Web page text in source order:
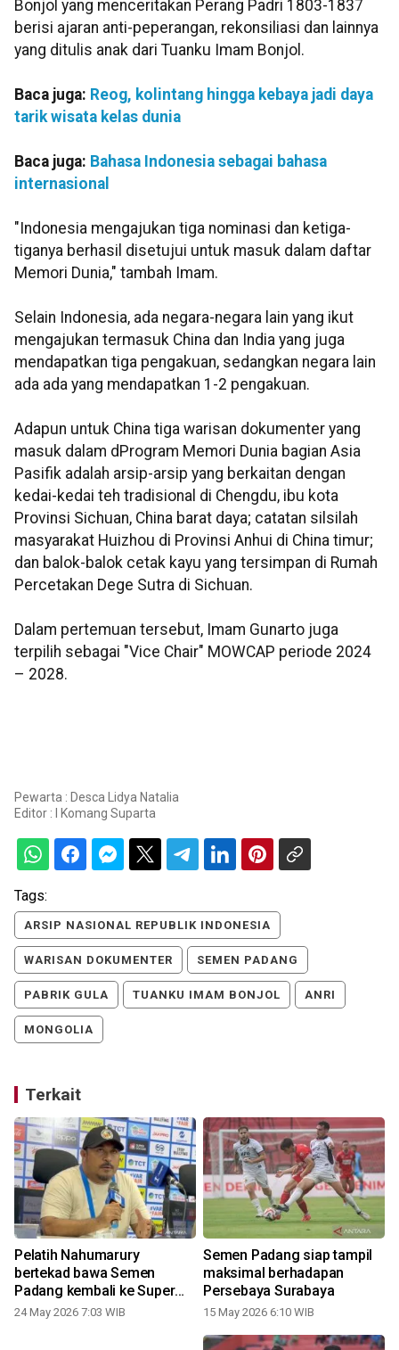
Bonjol yang menceritakan Perang Padri 1803-1837
berisi ajaran anti-peperangan, rekonsiliasi dan lainnya
yang ditulis anak dari Tuanku Imam Bonjol.
Baca juga: Reog, kolintang hingga kebaya jadi daya
tarik wisata kelas dunia
Baca juga: Bahasa Indonesia sebagai bahasa
internasional
"Indonesia mengajukan tiga nominasi dan ketiga-
tiganya berhasil disetujui untuk masuk dalam daftar
Memori Dunia," tambah Imam.
Selain Indonesia, ada negara-negara lain yang ikut
mengajukan termasuk China dan India yang juga
mendapatkan tiga pengakuan, sedangkan negara lain
ada ada yang mendapatkan 1-2 pengakuan.
Adapun untuk China tiga warisan dokumenter yang
masuk dalam dProgram Memori Dunia bagian Asia
Pasifik adalah arsip-arsip yang berkaitan dengan
kedai-kedai teh tradisional di Chengdu, ibu kota
Provinsi Sichuan, China barat daya; catatan silsilah
masyarakat Huizhou di Provinsi Anhui di China timur;
dan balok-balok cetak kayu yang tersimpan di Rumah
Percetakan Dege Sutra di Sichuan.
Dalam pertemuan tersebut, Imam Gunarto juga
terpilih sebagai "Vice Chair" MOWCAP periode 2024
– 2028.
Pewarta : Desca Lidya Natalia
Editor :
I Komang Suparta
Tags:
ARSIP NASIONAL REPUBLIK INDONESIA
WARISAN DOKUMENTER SEMEN PADANG
PABRIK GULA TUANKU IMAM BONJOL ANRI
MONGOLIA
Terkait
Pelatih Nahumarury
bertekad bawa Semen
Padang kembali ke Super
League
24 May 2026 7:03 WIB
Semen Padang siap tampil
maksimal berhadapan
Persebaya Surabaya
15 May 2026 6:10 WIB